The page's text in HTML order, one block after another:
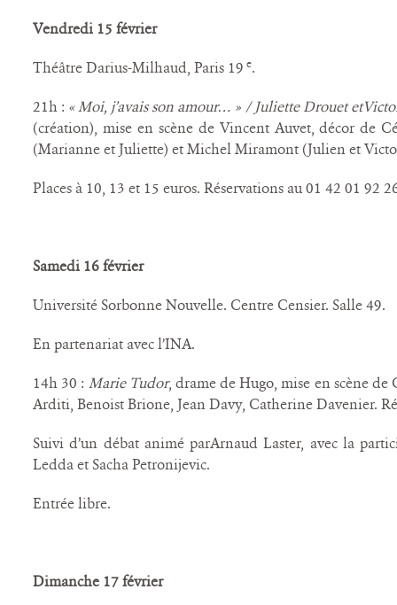
Vendredi 15 février
Théâtre Darius-Milhaud, Paris 19 e.
21h : « Moi, j’avais son amour… » / Juliette Drouet
(création), mise en scène de Vincent Auvet, décor de
(Marianne et Juliette) et Michel Miramont (Julien et
Places à 10, 13 et 15 euros. Réservations au 01 42 01 92
Samedi 16 février
Université Sorbonne Nouvelle. Centre Censier. Salle 49.
En partenariat avec l’INA.
14h 30 : Marie Tudor, drame de Hugo, mise en scène
Arditi, Benoist Brione, Jean Davy, Catherine Davenier.
Suivi d’un débat animé parArnaud Laster, avec la
Ledda et Sacha Petronijevic.
Entrée libre.
Dimanche 17 février